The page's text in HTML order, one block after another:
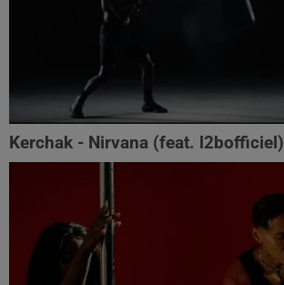
Kerchak - Nirvana (feat. ‪l2bofficiel‬)